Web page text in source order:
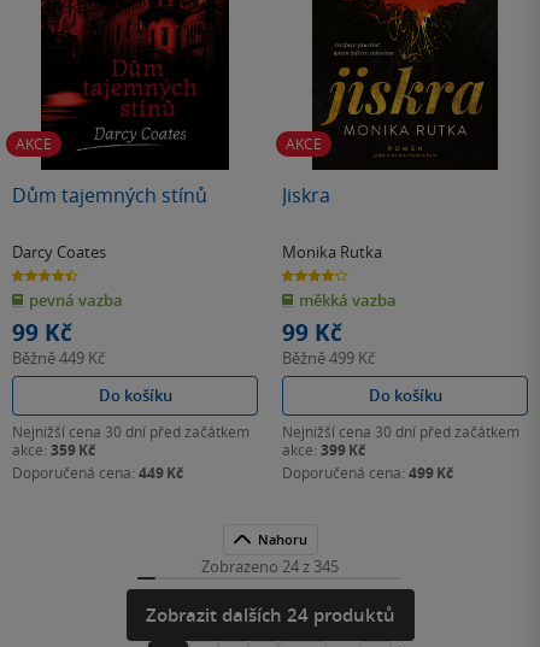
AKCE
Dům tajemných stínů
Darcy Coates
4.5
z
5
hvězdiček
pevná vazba
99 Kč
Běžně449 Kč
Do košíku
Nejnižší cena 30 dní před začátkem
akce: 359 Kč
Doporučená cena: 449 Kč
AKCE
Jiskra
Monika Rutka
4.1
z
5
hvězdiček
měkká vazba
99 Kč
Běžně499 Kč
Do košíku
Nejnižší cena 30 dní před začátkem
akce: 399 Kč
Doporučená cena: 499 Kč
Nahoru
Zobrazeno 24 z 345
Zobrazit dalších 24 produktů